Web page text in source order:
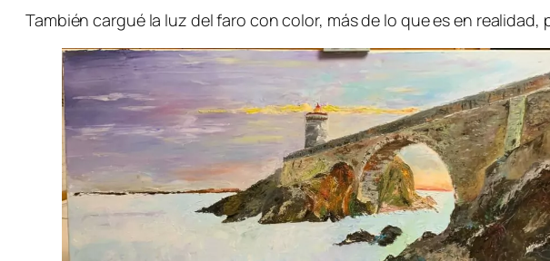
También cargué la luz del faro con color, más de lo que es en